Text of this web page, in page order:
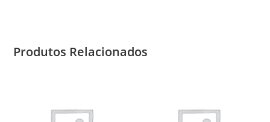
Produtos Relacionados